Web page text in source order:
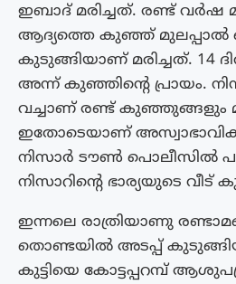
ഇബാദ് മരിച്ചത്. രണ്ട് വർഷ
ആദ്യത്തെ കുഞ്ഞ് മുലപ്പാല്‍
കുടുങ്ങിയാണ് മരിച്ചത്. 14
അന്ന് കുഞ്ഞിന്റെ പ്രായം.
വച്ചാണ് രണ്ട് കുഞ്ഞുങ്ങളും
ഇതോടെയാണ്
നിസാർ ടൗൺ പൊലീസിൽ
നിസാറിന്റെ ഭാര്യയുടെ വീട്
ഇന്നലെ രാത്രിയാണു
തൊണ്ടയിൽ അടപ്പ്
കുട്ടിയെ കോട്ടപ്പറമ്പ്